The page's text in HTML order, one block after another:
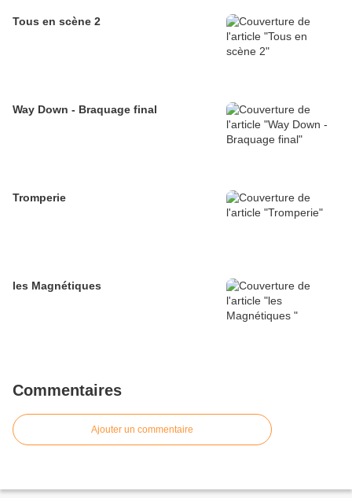
Tous en scène 2
Way Down - Braquage final
Tromperie
les Magnétiques
Commentaires
Ajouter un commentaire